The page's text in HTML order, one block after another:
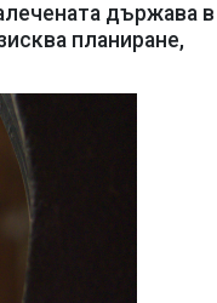
държава в
планиране,